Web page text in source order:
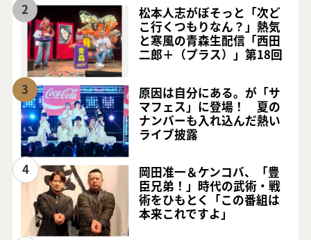
2
松本人志がぼそっと「次ど
こ行くつもりなん？」熱気
と寒風の青森生配信「西田
二郎＋（プラス）」第18回
3
原因は自分にある。が「サ
マフェス」に登場！ 夏の
ナンバーも入れ込んだ熱い
ライブ披露
4
岡田准一＆ケンコバ、「豊
臣兄弟！」時代の武術・戦
術をひもとく「この番組は
本来これですよ」